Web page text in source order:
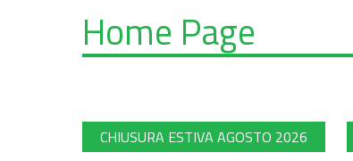
Home Page
CHIUSURA ESTIVA AGOSTO 2026